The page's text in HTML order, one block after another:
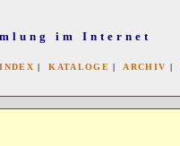
im Internet
|KATALOGE | ARCHIV |